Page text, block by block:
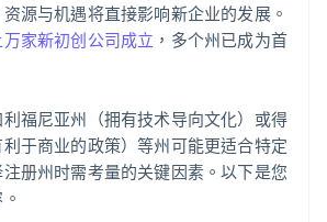
用
务申报
法律文件
与折扣
源与机遇将直接影响新企业的发展。
家新初创公司成立 ，多个州已成为首
福尼亚州（拥有技术导向文化）或得
于商业的政策）等州可能更适合特定
册州时需考量的关键因素。以下是您